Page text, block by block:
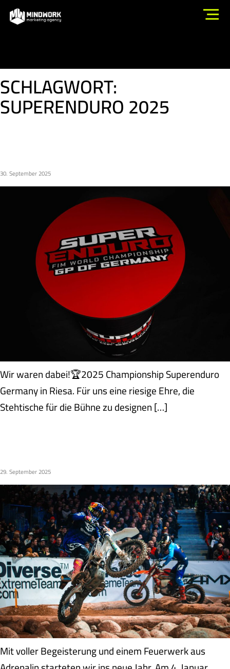
SCHLAGWORT:
SUPERENDURO 2025
30. September 2025
Wir waren dabei!🏆2025 Championship Superenduro
Germany in Riesa. Für uns eine riesige Ehre, die
Stehtische für die Bühne zu designen […]
29. September 2025
Mit voller Begeisterung und einem Feuerwerk aus